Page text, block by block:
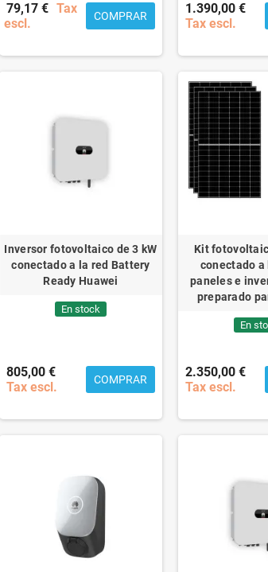
79,17 € Tax
escl.
COMPRAR
1.390,00 €
Tax escl.
Inversor fotovoltaico de 3 kW
conectado a la red Battery
Ready Huawei
En stock
805,00 €
Tax escl.
COMPRAR
Kit
conectado a
paneles e
preparado
En
2.350,00 €
Tax escl.